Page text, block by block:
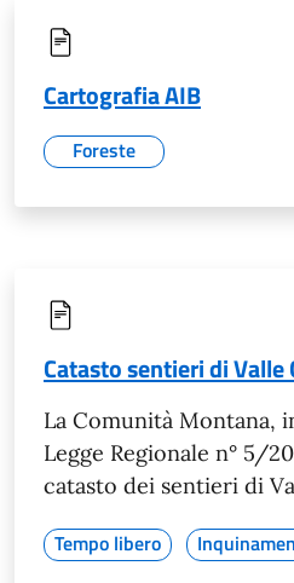
Cartografia AIB
Foreste
Catasto sentieri di Valle
La Comunità Montana,
Legge Regionale n° 5/
catasto dei sentieri di
Tempo libero